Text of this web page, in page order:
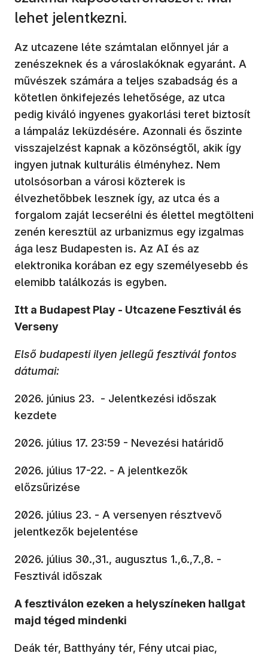
lehet jelentkezni.
Az utcazene léte számtalan előnnyel jár a
zenészeknek és a városlakóknak egyaránt. A
művészek számára a teljes szabadság és a
kötetlen önkifejezés lehetősége, az utca
pedig kiváló ingyenes gyakorlási teret biztosít
a lámpaláz leküzdésére. Azonnali és őszinte
visszajelzést kapnak a közönségtől, akik így
ingyen jutnak kulturális élményhez. Nem
utolsósorban a városi közterek is
élvezhetőbbek lesznek így, az utca és a
forgalom zaját lecserélni és élettel megtölteni
zenén keresztül az urbanizmus egy izgalmas
ága lesz Budapesten is. Az AI és az
elektronika korában ez egy személyesebb és
elemibb találkozás is egyben.
Itt a Budapest Play - Utcazene Fesztivál és
Verseny
Első budapesti ilyen jellegű fesztivál fontos
dátumai:
2026. június 23. - Jelentkezési időszak
kezdete
2026. július 17. 23:59 - Nevezési határidő
2026. július 17-22. - A jelentkezők
előzsűrizése
2026. július 23. - A versenyen résztvevő
jelentkezők bejelentése
2026. július 30.,31., augusztus 1.,6.,7.,8. -
Fesztivál időszak
A fesztiválon ezeken a helyszíneken hallgat
majd téged mindenki
Deák tér, Batthyány tér, Fény utcai piac,